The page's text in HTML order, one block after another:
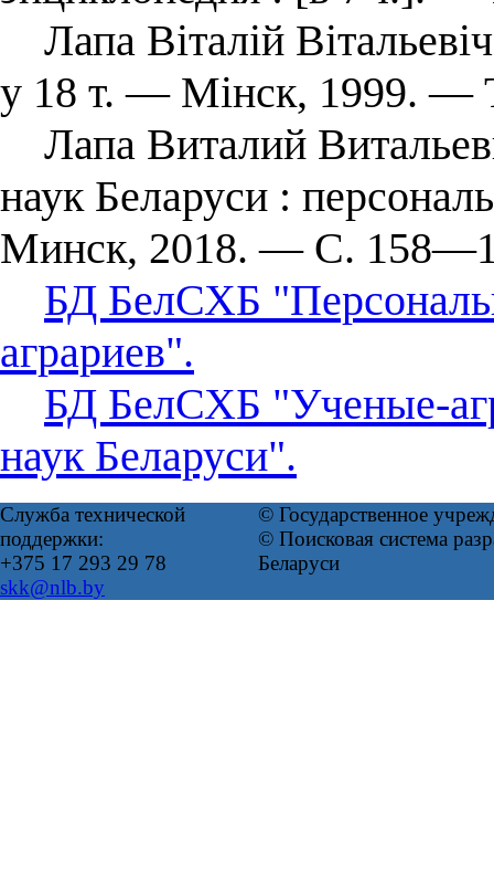
Лапа Віталій
у 18 т. — Мінск, 1999. —
Лапа Виталий
наук Беларуси :
Минск, 2018. — С.
БД БелСХБ
аграриев".
БД БелСХБ "Ученые-
наук Беларуси".
Служба технической
поддержки:
+375 17 293 29 78
skk@nlb.by
© Государственное
© Поисковая система
Беларуси